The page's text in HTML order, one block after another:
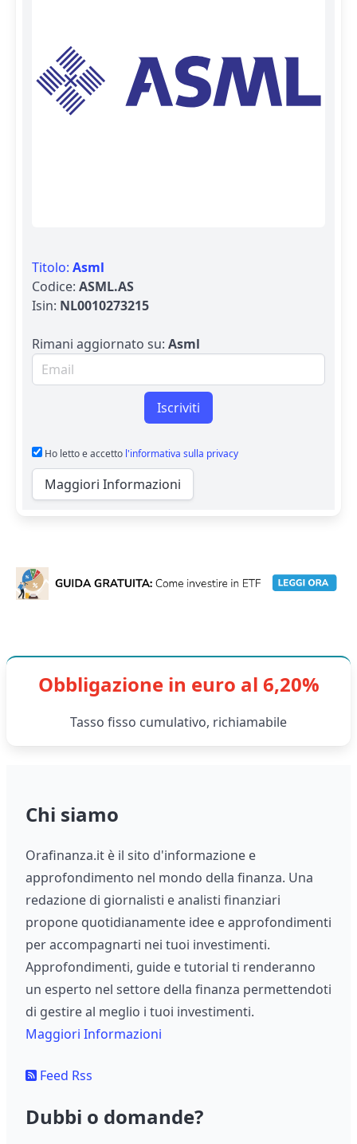
Titolo: Asml
Codice: ASML.AS
Isin: NL0010273215
Rimani aggiornato su: Asml
Email per newsletter
Iscriviti
Ho letto e accetto l'informativa sulla privacy
Maggiori Informazioni
Obbligazione in euro al 6,20%
Tasso fisso cumulativo, richiamabile
Chi siamo
Orafinanza.it è il sito d'informazione e
approfondimento nel mondo della finanza. Una
redazione di giornalisti e analisti finanziari
propone quotidianamente idee e approfondimenti
per accompagnarti nei tuoi investimenti.
Approfondimenti, guide e tutorial ti renderanno
un esperto nel settore della finanza permettendoti
di gestire al meglio i tuoi investimenti.
Maggiori Informazioni
Feed Rss
Dubbi o domande?